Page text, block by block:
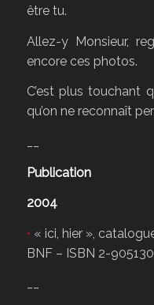
être tu.
Allez-y Monsieur,
encore ces photos.
C’est plus touchant
qu’on ne reconnaît
Publication
2004
• « ici, hier »,
BNF – ISBN 2-